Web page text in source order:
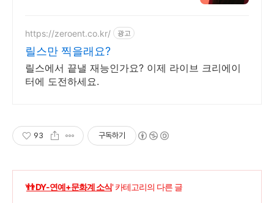
https://zeroent.co.kr/ 광고
릴스만 찍을래요?
릴스에서 끝낼 재능인가요? 이제 라이브 크리에이
터에 도전하세요.
93 구독하기
'👬 DY-연예+문화계 소식' 카테고리의 다른 글